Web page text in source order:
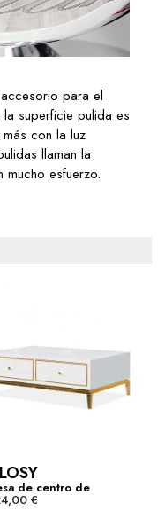
para el
superficie pulida es
con la luz
llaman la
mucho esfuerzo.
de centro de
€